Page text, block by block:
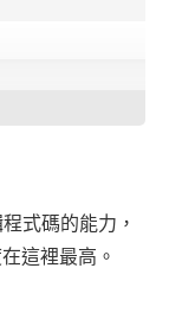
式碼的能力，
這裡最高。